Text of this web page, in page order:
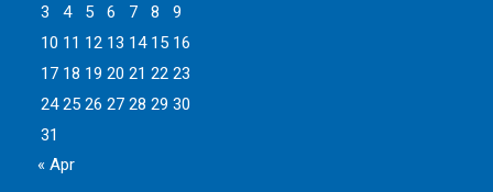
3
4 5 6 7 8
9
10 11 12 13 14 15 16
17 18 19 20 21 22 23
24 25 26 27 28 29 30
31
« Apr